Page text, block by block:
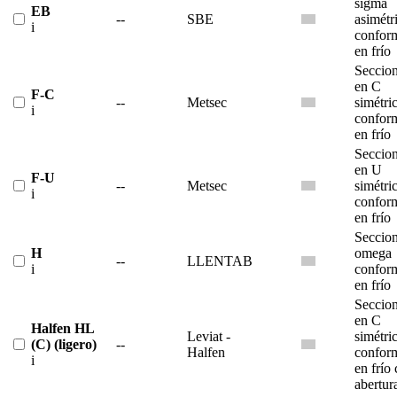
EB
i
-- SBE
sigma
en frío
F-C
i
-- Metsec
en C
en frío
F-U
i
-- Metsec
en U
en frío
H
i
-- LLENTAB
omega
en frío
Halfen HL
(C) (ligero)
i
--
Leviat -
Halfen
en C
en frío